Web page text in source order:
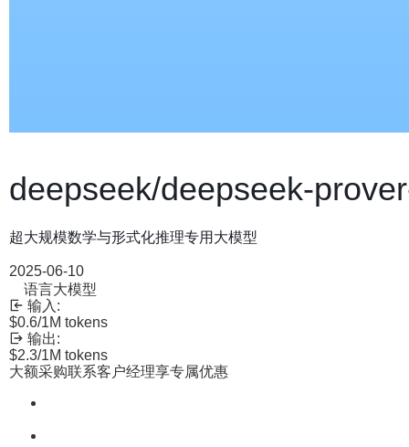
deepseek/deepseek-
超大规模数学与形式化推理专用大模型
2025-06-10
语言大模型
输入:
$0.6/1M tokens
输出:
$2.3/1M tokens
大额采购联系客户经理享专属优惠